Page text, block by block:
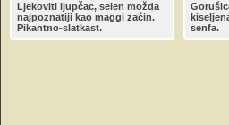
Ljekoviti ljupčac, selen možda
najpoznatiji kao maggi začin.
Pikantno-slatkast.
senfa.